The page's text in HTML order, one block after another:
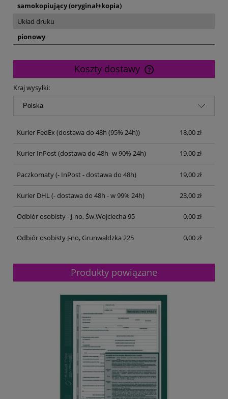
samokopiujący (oryginał+kopia)
Układ druku
pionowy
Koszty dostawy
Cena nie zawiera ewentualnych kosztów płatności
Kraj wysyłki:
Kurier FedEx(dostawa do 48h (95% 24h)) 18,00 zł
Kurier InPost(dostawa do 48h- w 90% 24h) 19,00 zł
Paczkomaty(- InPost - dostawa do 48h) 19,00 zł
Kurier DHL(- dostawa do 48h - w 99% 24h) 23,00 zł
Odbiór osobisty - J-no, Św.Wojciecha 95 0,00 zł
Odbiór osobisty J-no, Grunwaldzka 225 0,00 zł
Produkty powiązane